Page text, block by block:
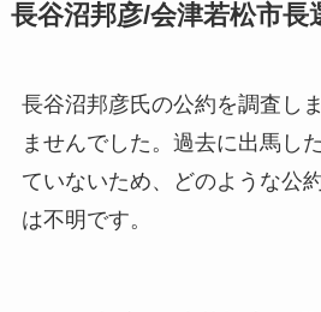
長谷沼邦彦/会津若松市長
長谷沼邦彦氏の公約を調査し
ませんでした。過去に出馬し
ていないため、どのような公
は不明です。